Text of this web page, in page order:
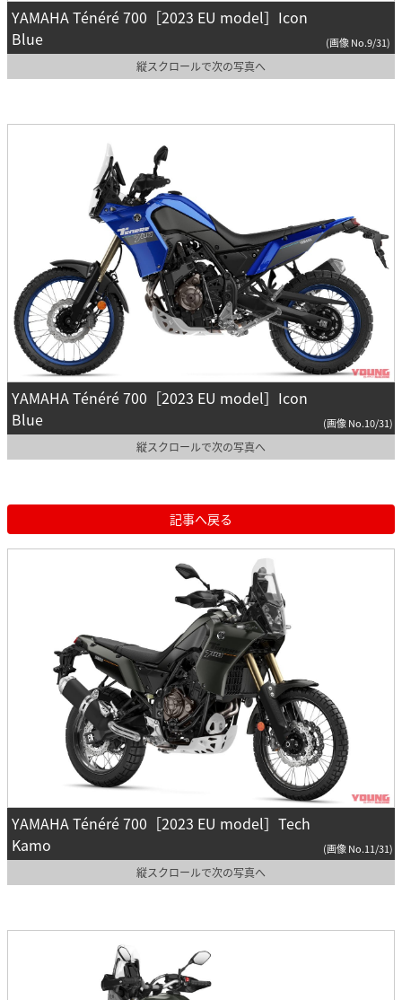
YAMAHA Ténéré 700［2023 EU model］Icon
Blue
(画像 No.9/31)
縦スクロールで次の写真へ
YAMAHA Ténéré 700［2023 EU model］Icon
Blue
(画像 No.10/31)
縦スクロールで次の写真へ
記事へ戻る
YAMAHA Ténéré 700［2023 EU model］Tech
Kamo
(画像 No.11/31)
縦スクロールで次の写真へ